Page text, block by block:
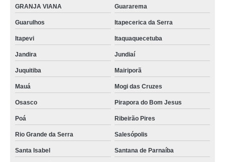
mini data center ti orçamento Galeão
comprar mini rack servidor data center Jardim Londrina
mini data center para ti valor Cordeiro
mini data center para redes e ti orçamento Vila Formosa
rack mini data center valor ABC
mini data center para ti Cajamar
GRANJA VIANA Guararema
Guarulhos Itapecerica da Serra
Itapevi Itaquaquecetuba
Jandira Jundiaí
Juquitiba Mairiporã
Mauá Mogi das Cruzes
Osasco Pirapora do Bom Jesus
Poá Ribeirão Pires
Rio Grande da Serra Salesópolis
Santa Isabel Santana de Parnaíba